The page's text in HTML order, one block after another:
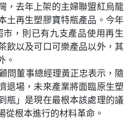
，去年上架的主婦聯盟紅烏龍
土再生塑膠寶特瓶產品。今年
，則已有九支產品使用再生
飲以及可口可樂產品以外，其
。
問董事總經理黃正忠表示，隨
退場，未來產業將面臨原生塑
瓶」是現在最根本該處理的議
從根本進行的材料革命。